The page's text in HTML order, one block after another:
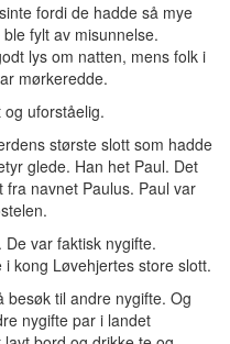
fordi de hadde så mye
fylt av misunnelse.
lys om natten, mens folk i
mørkeredde.
uforståelig.
største slott som hadde
glede. Han het Paul. Det
navnet Paulus. Paul var
var faktisk nygifte.
kong Løvehjertes store slott.
besøk til andre nygifte. Og
nygifte par i landet